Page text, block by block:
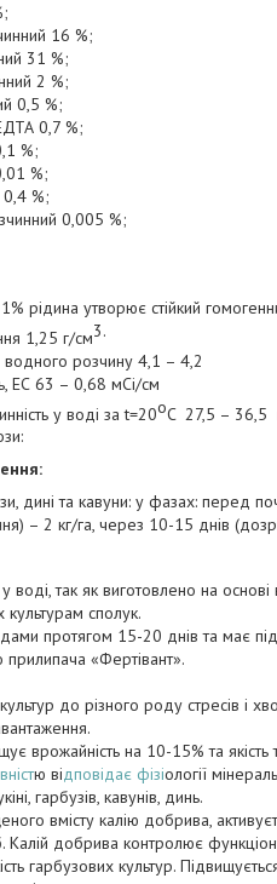
16 %;
31 %;
2 %;
0,5 %;
0,7 %;
%;
%;
0,4 %;
0,005 %;
1% рідина утворює стійкий
1,25 г/см3.
водного розчину 4,1 – 4,2
ЕС 63 – 0,68 мСі/см
у воді за t=20оC 27,5 – 36,5
дині та кавуни: у фазах: перед
– 2 кг/га, через 10-15 днів
воді, так як виготовлено на
культурам сполук.
протягом 15-20 днів та має
прилипача «Фертівант».
культур до різного роду стресів і
врожайність на 10-15% та якість
ю відповідає фізіології
гарбузів, кавунів, динь.
вмісту калію добрива,
Калій добрива контролює
гарбузових культур.